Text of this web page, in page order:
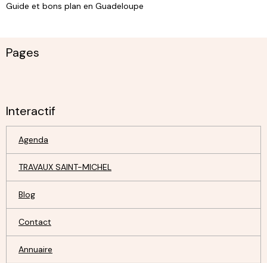
Guide et bons plan en Guadeloupe
Pages
Interactif
Agenda
TRAVAUX SAINT-MICHEL
Blog
Contact
Annuaire